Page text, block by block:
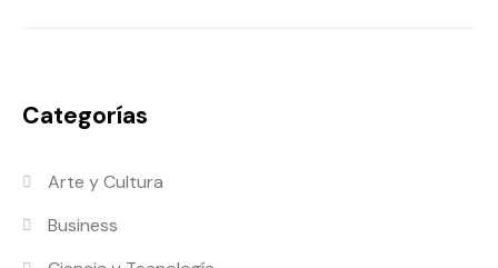
Categorías
Arte y Cultura
Business